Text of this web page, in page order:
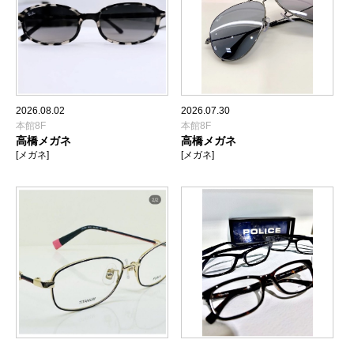
2026.08.02
本館8F
高橋メガネ
[メガネ]
2026.07.30
本館8F
高橋メガネ
[メガネ]